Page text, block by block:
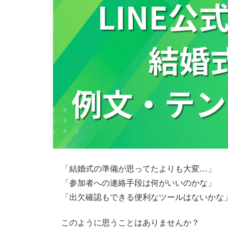
「結婚式の準備が思ってたよりも大変…」
「参加者への連絡手段は何がいいのかな」
「出欠確認もできる便利なツールはないかな
このように思うことはありませんか？